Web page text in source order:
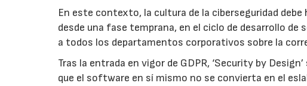
En este contexto, la cultura de la ciberseguridad
desde una fase temprana, en el ciclo de desarrollo
a todos los departamentos corporativos sobre la
Tras la entrada en vigor de GDPR, ‘Security by
que el software en sí mismo no se convierta en el